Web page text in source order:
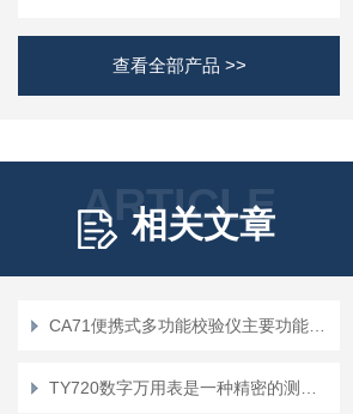
查看全部产品 >>
ARTICLE
相关文章